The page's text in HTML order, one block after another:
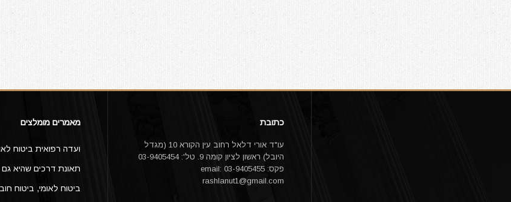
מאמרים מומלצים
ועדה רפואית ביטוח
תאונת דרכים שהיא
ביטוח לאומי, ביטוח
כתובת
עו"ד אורי דלאל רחוב עין הקורא 10 (מגדל
היובל) ראשון לציון קומה 9. טל': 03-9405454
פקס: 03-9405455 email:
rashlanut1@gmail.com